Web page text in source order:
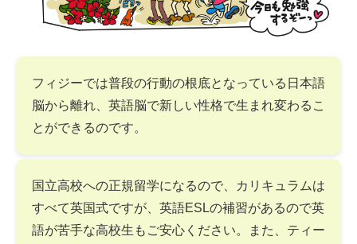
フィジーでは普段の行動の根底となっている日本語
脳から離れ、英語脳で新しい性格で生まれ変わるこ
とができるのです。
国立高校への正規留学になるので、カリキュラムは
すべて英国式ですが、英語ESLの補習があるので英
語が苦手な高校生もご安心ください。また、ティー